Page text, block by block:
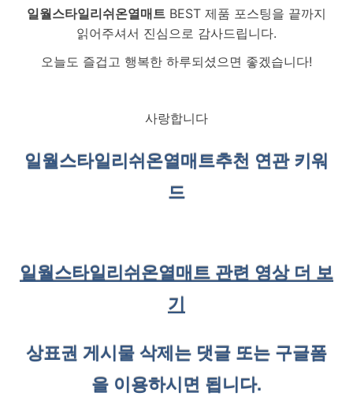
일월스타일리쉬온열매트 BEST 제품 포스팅을 끝까지
읽어주셔서 진심으로 감사드립니다.
오늘도 즐겁고 행복한 하루되셨으면 좋겠습니다!
사랑합니다
일월스타일리쉬온열매트추천 연관 키워
드
일월스타일리쉬온열매트 관련 영상 더 보
기
상표권 게시물 삭제는 댓글 또는 구글폼
을 이용하시면 됩니다.